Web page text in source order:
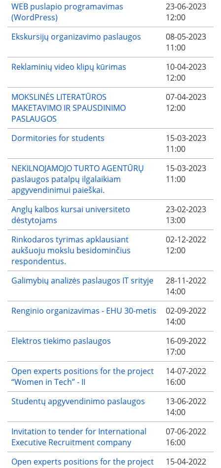
WEB puslapio programavimas
(WordPress)
23-06-2023
12:00
Ekskursijų organizavimo paslaugos
08-05-2023
11:00
Reklaminių video klipų kūrimas
10-04-2023
12:00
MOKSLINĖS LITERATŪROS
MAKETAVIMO IR SPAUSDINIMO
PASLAUGOS
07-04-2023
12:00
Dormitories for students
15-03-2023
11:00
NEKILNOJAMOJO TURTO AGENTŪRŲ
paslaugos patalpų ilgalaikiam
apgyvendinimui paieškai.
15-03-2023
11:00
Anglų kalbos kursai universiteto
dėstytojams
23-02-2023
13:00
Rinkodaros tyrimas apklausiant
aukšuoju mokslu besidominčius
respondentus.
02-12-2022
12:00
Galimybių analizės paslaugos IT srityje
28-11-2022
14:00
Renginio organizavimas - EHU 30-metis
02-09-2022
14:00
Elektros tiekimo paslaugos
16-09-2022
17:00
Open experts positions for the project
“Women in Tech” - II
14-07-2022
16:00
Studentų apgyvendinimo paslaugos
13-06-2022
14:00
Invitation to tender for International
Executive Recruitment company
07-06-2022
16:00
Open experts positions for the project
15-04-2022